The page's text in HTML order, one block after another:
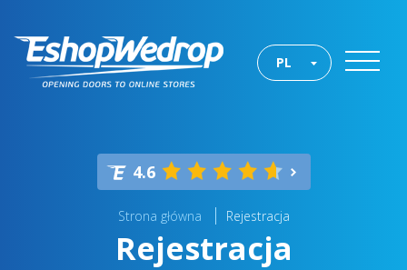
PL
4.6
Strona główna Rejestracja
Rejestracja